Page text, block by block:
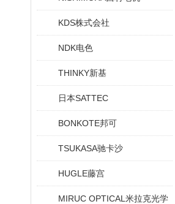
KDS株式会社
NDK电色
THINKY新基
日本SATTEC
BONKOTE邦可
TSUKASA驰卡沙
HUGLE藤宫
MIRUC OPTICAL米拉克光学